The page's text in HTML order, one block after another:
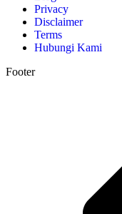
Privacy
Disclaimer
Terms
Hubungi Kami
Footer